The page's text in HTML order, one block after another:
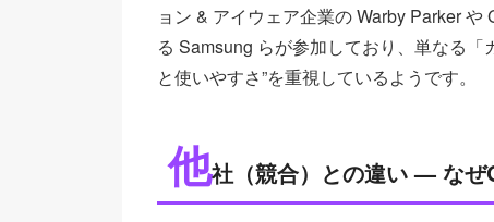
ョン & アイウェア企業の Warby Parker
る Samsung らが参加しており、単なる
と使いやすさ”を重視しているようです。
他社（競合）との違い — な